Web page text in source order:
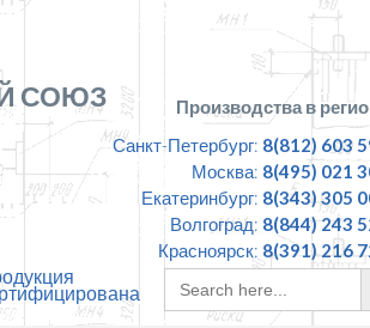
СОЮЗ
Производства в
Санкт-Петербург: 8(812) 603
Москва: 8(495) 021
Екатеринбург: 8(343) 305
Волгоград: 8(844) 243
Красноярск: 8(391) 216
Search
for: